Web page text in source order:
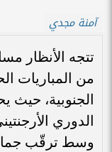
آمنة مجدي
من المباريات
الجنوبية، حيث
الدوري
وسط ترقّب